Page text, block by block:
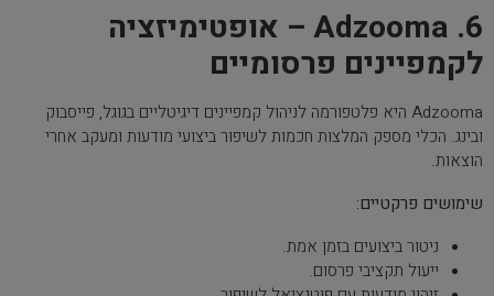
6. Adzooma – אופטימיזציה
לקמפיינים פרסומיים
Adzooma היא פלטפורמה לניהול קמפיינים דיגיטליים בגוגל, פייסבוק
ובינג. הכלי מספק המלצות חכמות לשיפור ביצועי מודעות ומעקב אחרי
הוצאות.
שימושים פרקטיים:
ניטור ביצועים בזמן אמת.
ייעול תקציבי פרסום.